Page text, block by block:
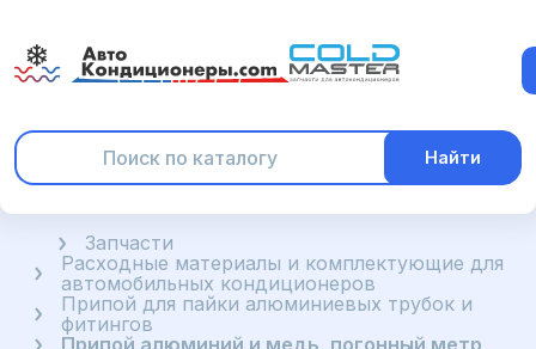
Найти
ГлавнаяЗапчасти
Расходные материалы и комплектующие для
автомобильных кондиционеров
Припой для пайки алюминиевых трубок и
фитингов
Припой алюминий и медь, погонный метр